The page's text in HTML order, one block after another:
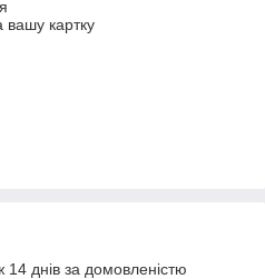
вашу картку
днів за домовленістю